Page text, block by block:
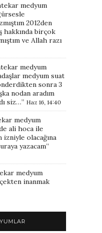
medyum
2012den
hakkında birçok
ve Allah razı
medyum
medyum suat
sonra 3
nodan aradım
siz…” Haz 16, 14:40
medyum
ali hoca ile
izniyle olacağına
yazacam”
medyum
inanmak